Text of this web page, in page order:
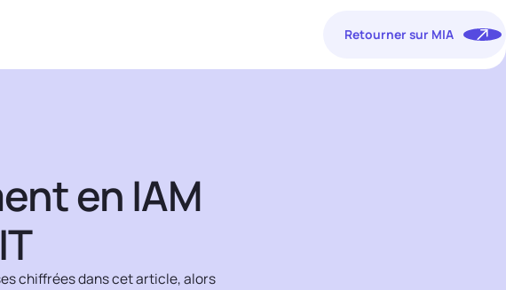
Retourner sur MIA
en IAM
chiffrées dans cet article, alors